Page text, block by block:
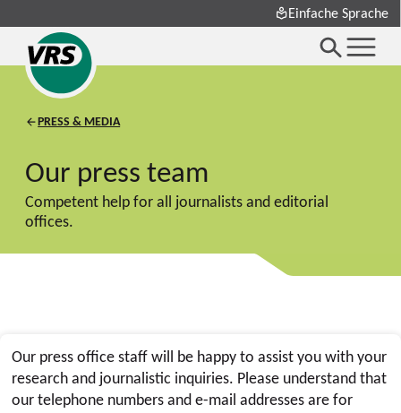
Einfache Sprache
PRESS & MEDIA
Our press team
Competent help for all journalists and editorial
offices.
Our press office staff will be happy to assist you with your
research and journalistic inquiries. Please understand that
our telephone numbers and e-mail addresses are for